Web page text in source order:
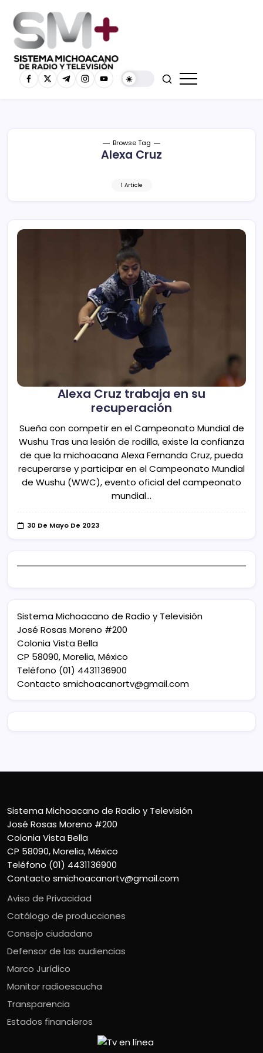
Browse Tag
Alexa Cruz
1 Article
Alexa Cruz trabaja en su
recuperación
Sueña con competir en el Campeonato Mundial de
Wushu Tras una lesión de rodilla, existe la confianza
de que la michoacana Alexa Fernanda Cruz, pueda
recuperarse y participar en el Campeonato Mundial
de Wushu (WWC), evento oficial del campeonato
mundial…
30 De Mayo De 2023
Sistema Michoacano de Radio y Televisión
José Rosas Moreno #200
Colonia Vista Bella
CP 58090, Morelia, México
Teléfono (01) 4431136900
Contacto smichoacanortv@gmail.com
Sistema Michoacano de Radio y Televisión
José Rosas Moreno #200
Colonia Vista Bella
CP 58090, Morelia, México
Teléfono (01) 4431136900
Contacto smichoacanortv@gmail.com
Aviso de Privacidad
Catálogo de producciones
Consejo ciudadano
Defensor de las audiencias
Marco Jurídico
Monitor radioescucha
Transparencia
Estados financieros